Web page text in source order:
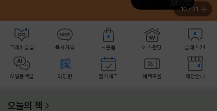
11/21
크레마클럽 독서기록 사은품 예스펀딩 클래스24
AI일문백답 리딩런 출석체크 혜택모음 매장안내
오늘의 책